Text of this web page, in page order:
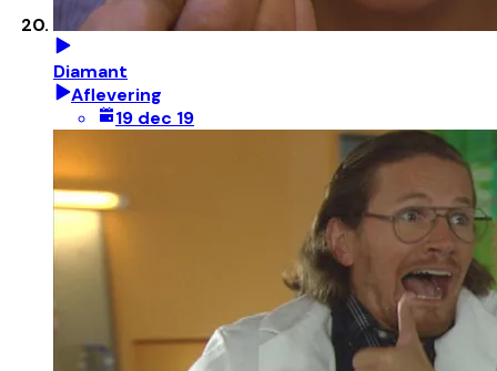
Diamant
Aflevering
19 dec 19